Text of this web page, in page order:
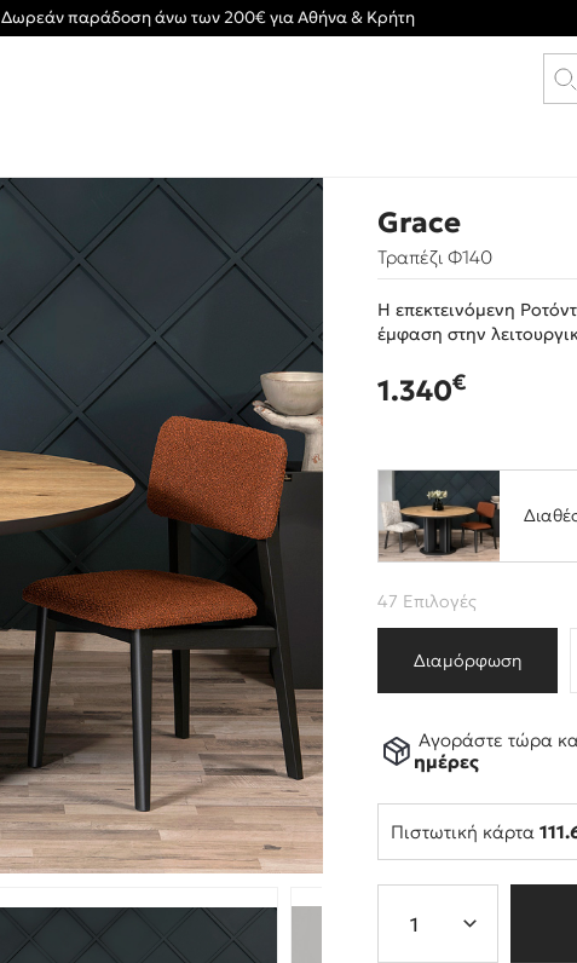
Δωρεάν παράδοση άνω των 200€ για Αθήνα & Κρήτη
Grace
Τραπέζι Φ140
Η επεκτεινόμενη
έμφαση στην
1.340€
Διαμόρφωση
47 Επιλογές
Αγοράστε τώρα
ημέρες
Πιστωτική κάρτα